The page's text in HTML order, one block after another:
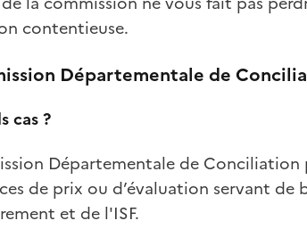
contentieuse.
Départementale de
cas ?
Départementale de
de prix ou d’évaluation servant de
et de l'ISF.